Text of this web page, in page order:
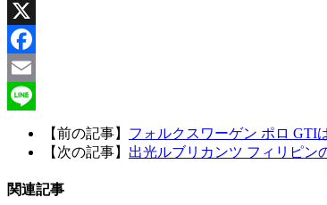
X
Facebook
Email
【前の記事】 フォルクスワーゲン ポロ GTI
【次の記事】 出光ルブリカンツ フィリピン
関連記事